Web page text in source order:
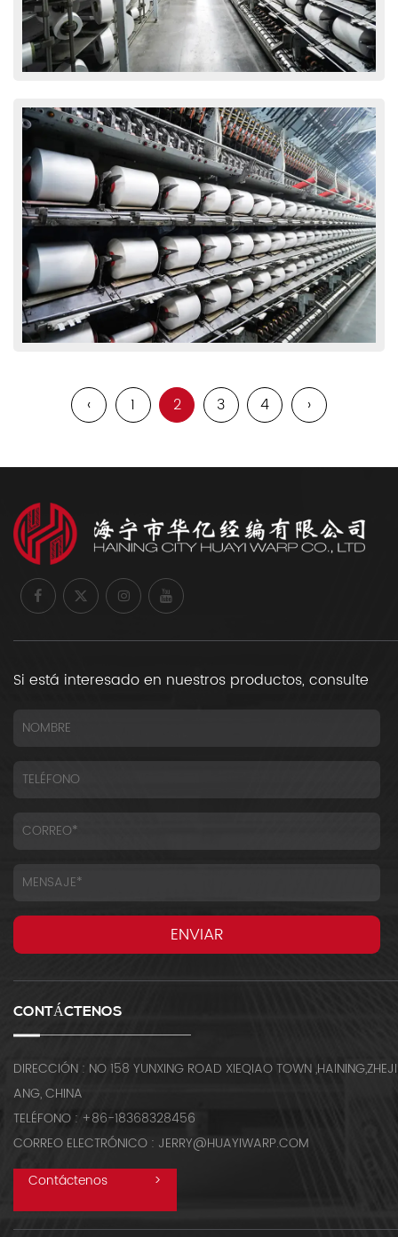
‹ 1 2 3 4 ›
Si está interesado en nuestros productos, consulte
CONTÁCTENOS
DIRECCIÓN : NO 158 YUNXING ROAD XIEQIAO TOWN ,HAINING,ZHEJI
ANG, CHINA
TELÉFONO : +86-18368328456
CORREO ELECTRÓNICO : JERRY@HUAYIWARP.COM
Contáctenos
>